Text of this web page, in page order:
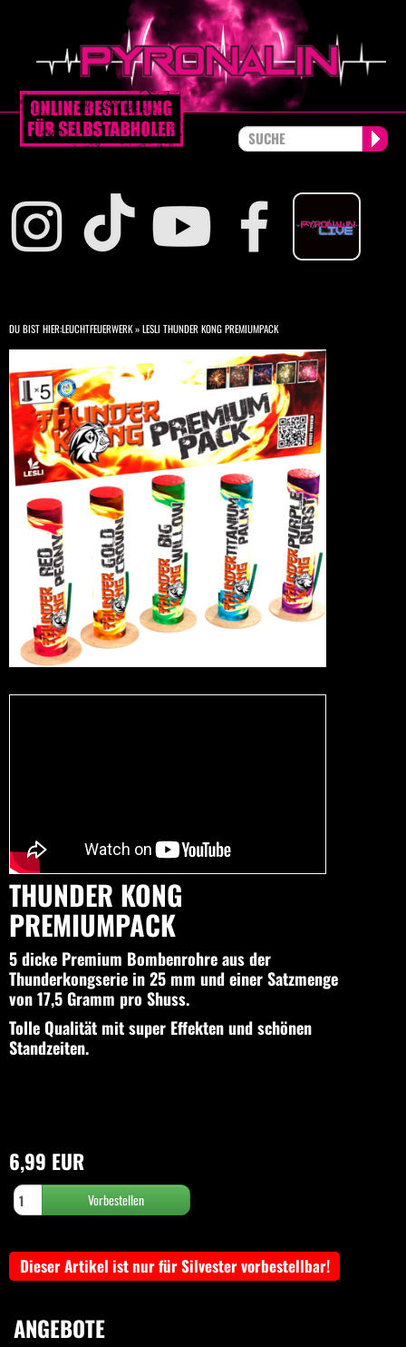
DU BIST HIER:LEUCHTFEUERWERK»LESLI THUNDER KONG PREMIUMPACK
THUNDER KONG
PREMIUMPACK
5 dicke Premium Bombenrohre aus der
Thunderkongserie in 25 mm und einer Satzmenge
von 17,5 Gramm pro Shuss.
Tolle Qualität mit super Effekten und schönen
Standzeiten.
6,99 EUR
Dieser Artikel ist nur für Silvester vorbestellbar!
ANGEBOTE